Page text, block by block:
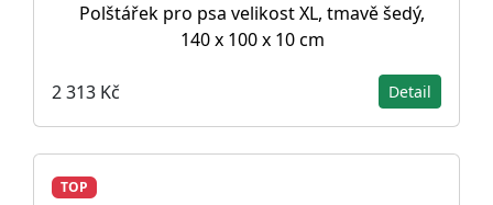
Polštářek pro psa velikost XL, tmavě šedý,
140 x 100 x 10 cm
2 313 Kč Detail
TOP